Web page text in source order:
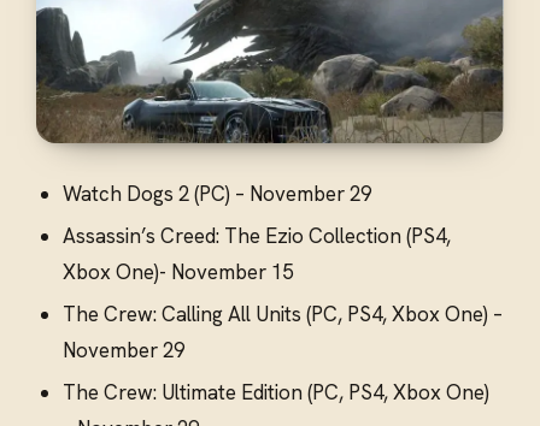
Watch Dogs 2 (PC) – November 29
Assassin’s Creed: The Ezio Collection (PS4,
Xbox One)- November 15
The Crew: Calling All Units (PC, PS4, Xbox One) –
November 29
The Crew: Ultimate Edition (PC, PS4, Xbox One)